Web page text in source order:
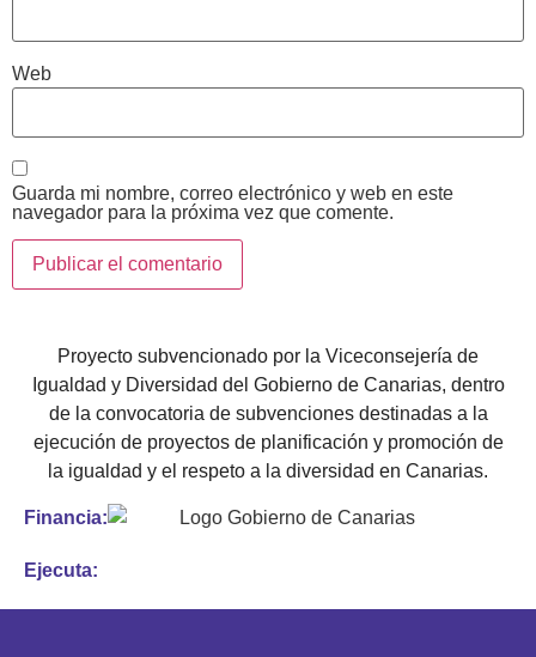
Web
Guarda mi nombre, correo electrónico y web en este
navegador para la próxima vez que comente.
Proyecto subvencionado por la Viceconsejería de
Igualdad y Diversidad del Gobierno de Canarias, dentro
de la convocatoria de subvenciones destinadas a la
ejecución de proyectos de planificación y promoción de
la igualdad y el respeto a la diversidad en Canarias.
Financia:
Ejecuta: